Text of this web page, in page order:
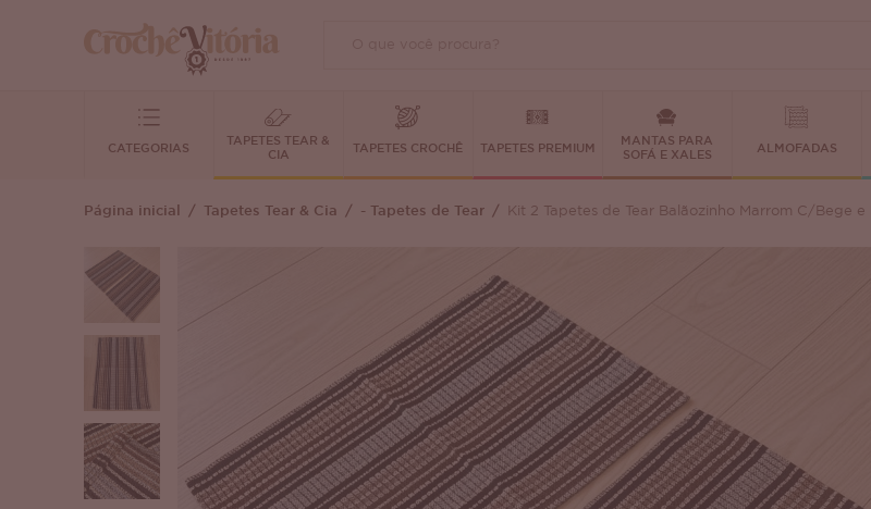
CATEGORIAS
TAPETES TEAR &
CIA
TAPETES CROCHÊ TAPETES PREMIUM
MANTAS PARA
SOFÁ E XALES
ALMOFADAS
Página inicial Tapetes Tear & Cia - Tapetes de Tear Kit 2 Tapetes de Tear Balãozinho Marrom C/Bege e